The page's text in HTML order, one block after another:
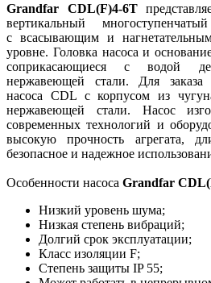
Grandfar CDL(F)4-6T
вертикальный
с всасывающим и
уровне. Головка насоса и
соприкасающиеся с водой
нержавеющей стали. Для
насоса CDL с корпусом из
нержавеющей стали. Насос
современных технологий и
высокую прочность агрегата,
безопасное и надежное
Особенности насоса Grandfar
Низкий уровень шума;
Низкая степень вибраций;
Долгий срок эксплуатации;
Класс изоляции F;
Степень защиты IP 55;